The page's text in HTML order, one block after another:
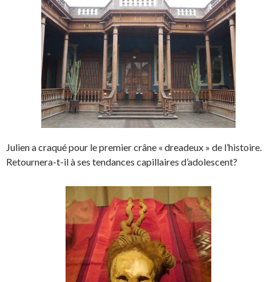
Julien a craqué pour le premier crâne « dreadeux » de l’histoire.
Retournera-t-il à ses tendances capillaires d’adolescent?